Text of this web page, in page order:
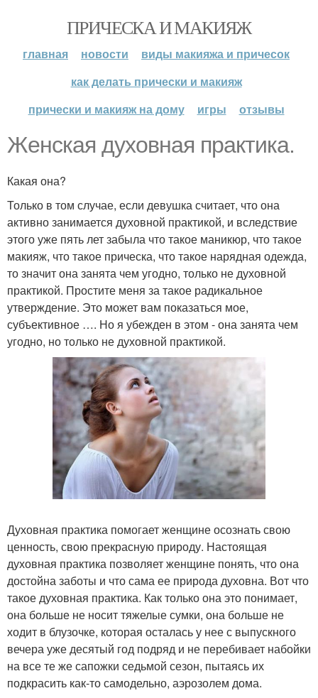
ПРИЧЕСКА И МАКИЯЖ
главная новости
виды макияжа и причесок
как делать прически и макияж
прически и макияж на дому
игры отзывы
Женская духовная практика.
Какая она?
Только в том случае, если девушка считает, что она
активно занимается духовной практикой, и вследствие
этого уже пять лет забыла что такое маникюр, что такое
макияж, что такое прическа, что такое нарядная одежда,
то значит она занята чем угодно, только не духовной
практикой. Простите меня за такое радикальное
утверждение. Это может вам показаться мое,
субъективное …. Но я убежден в этом - она занята чем
угодно, но только не духовной практикой.
Духовная практика помогает женщине осознать свою
ценность, свою прекрасную природу. Настоящая
духовная практика позволяет женщине понять, что она
достойна заботы и что сама ее природа духовна. Вот что
такое духовная практика. Как только она это понимает,
она больше не носит тяжелые сумки, она больше не
ходит в блузочке, которая осталась у нее с выпускного
вечера уже десятый год подряд и не перебивает набойки
на все те же сапожки седьмой сезон, пытаясь их
подкрасить как-то самодельно, аэрозолем дома.